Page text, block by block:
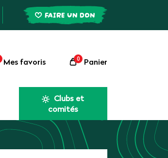
FAIRE UN DON
Mes favoris 0 Panier
Clubs et
comités